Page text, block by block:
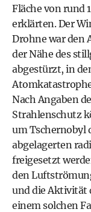
Fläche von rund
erklärten. Der
Drohne war den
der Nähe des
abgestürzt, in
Nach Angaben
Strahlenschutz
um Tschernobyl
abgelagerten
freigesetzt
den
und die Aktivität
einem solchen